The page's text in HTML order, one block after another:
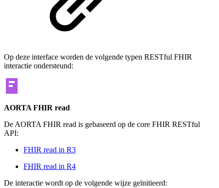
Op deze interface worden de volgende typen RESTful FHIR
interactie ondersteund:
AORTA FHIR read
De AORTA FHIR read is gebaseerd op de core FHIR RESTful
API:
FHIR read in R3
FHIR read in R4
De interactie wordt op de volgende wijze geïnitieerd: